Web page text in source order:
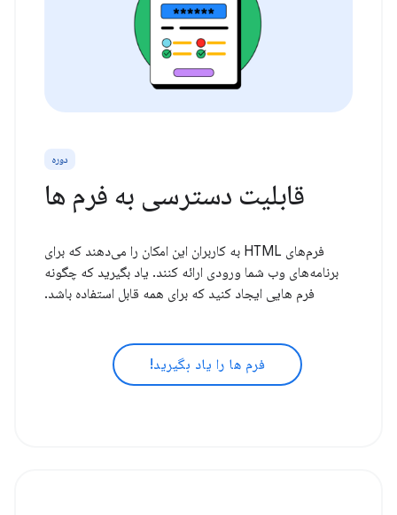
دوره
قابلیت دسترسی به فرم ها
فرم‌های HTML به کاربران این امکان را می‌دهند که برای
برنامه‌های وب شما ورودی ارائه کنند. یاد بگیرید که چگونه
فرم هایی ایجاد کنید که برای همه قابل استفاده باشد.
فرم ها را یاد بگیرید!